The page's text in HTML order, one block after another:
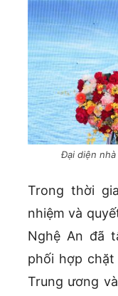
Đại diện
Trong thời
nhiệm và
Nghệ An đã
phối hợp
Trung ương